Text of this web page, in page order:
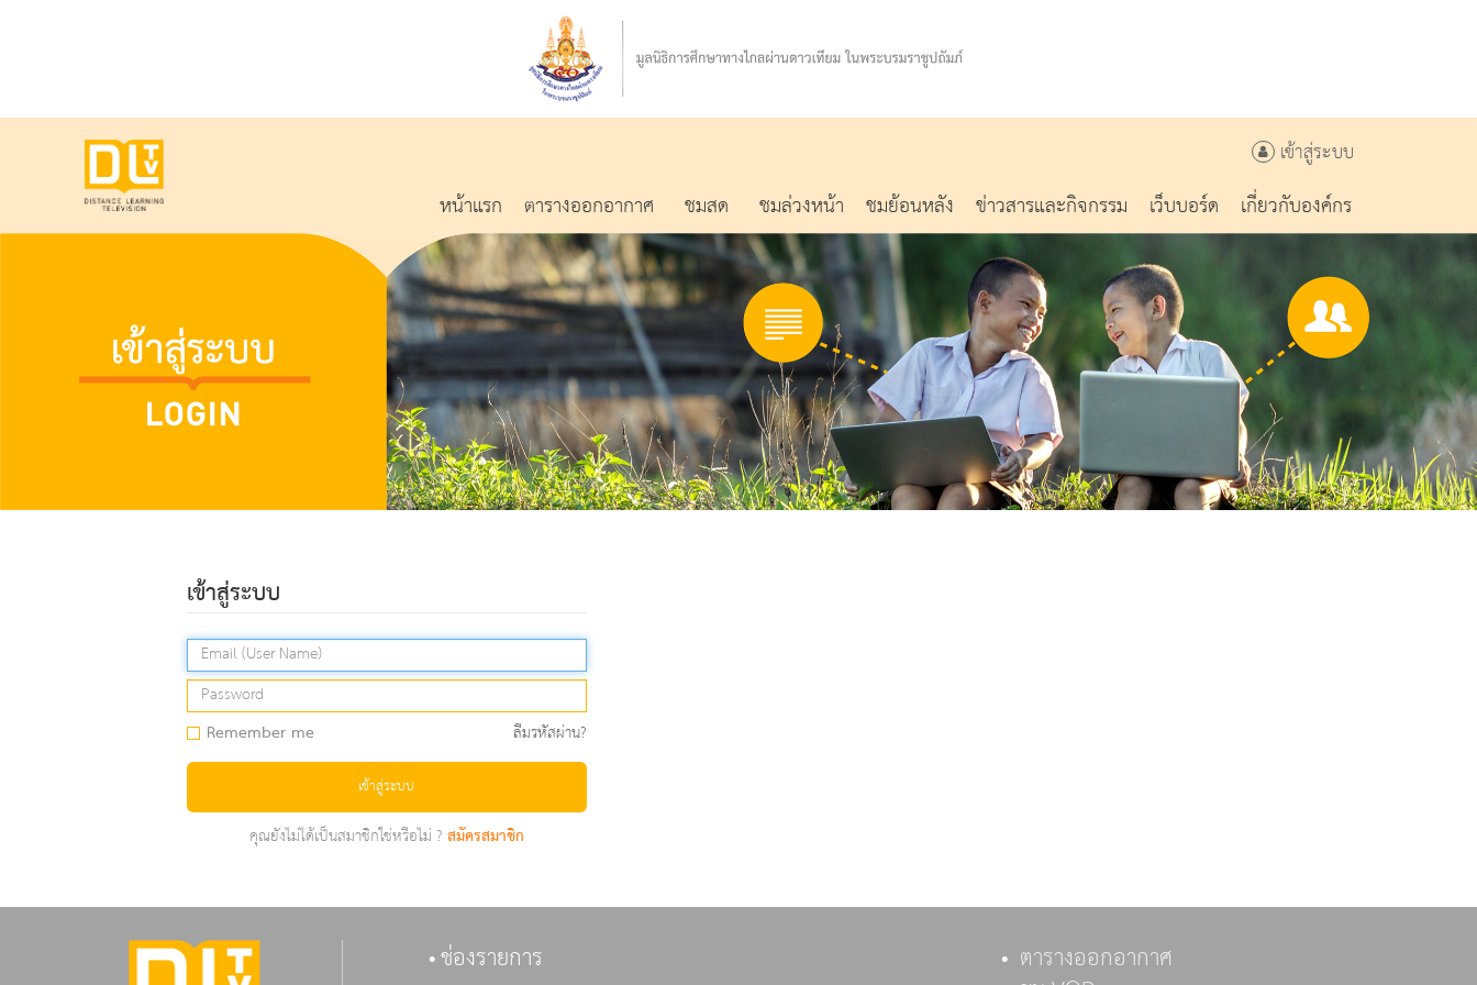
เข้าสู่ระบบ
หน้าแรก ตารางออกอากาศ ชมสด ชมล่วงหน้า ชมย้อนหลัง ข่าวสารและกิจกรรม เว็บบอร์ด เกี่ยวกับองค์กร
เข้าสู่ระบบ
Remember me ลืมรหัสผ่าน?
เข้าสู่ระบบ
คุณยังไม่ได้เป็นสมาชิกใช่หรือไม่ ?สมัครสมาชิก
ช่องรายการ ตารางออกอากาศ